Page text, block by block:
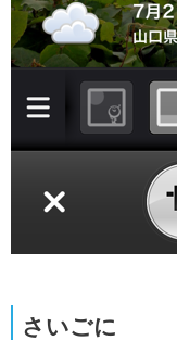
さいごに